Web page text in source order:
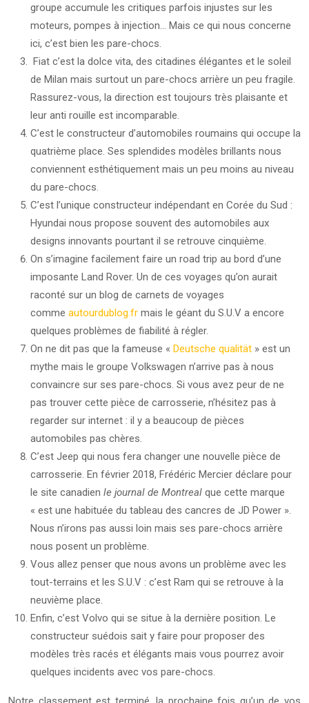
groupe accumule les critiques parfois injustes sur les
moteurs, pompes à injection… Mais ce qui nous concerne
ici, c’est bien les pare-chocs.
Fiat c’est la dolce vita, des citadines élégantes et le soleil
de Milan mais surtout un pare-chocs arrière un peu fragile.
Rassurez-vous, la direction est toujours très plaisante et
leur anti rouille est incomparable.
C’est le constructeur d’automobiles roumains qui occupe la
quatrième place. Ses splendides modèles brillants nous
conviennent esthétiquement mais un peu moins au niveau
du pare-chocs.
C’est l’unique constructeur indépendant en Corée du Sud :
Hyundai nous propose souvent des automobiles aux
designs innovants pourtant il se retrouve cinquième.
On s’imagine facilement faire un road trip au bord d’une
imposante Land Rover. Un de ces voyages qu’on aurait
raconté sur un blog de carnets de voyages
comme autourdublog.fr mais le géant du S.U.V a encore
quelques problèmes de fiabilité à régler.
On ne dit pas que la fameuse « Deutsche qualität » est un
mythe mais le groupe Volkswagen n’arrive pas à nous
convaincre sur ses pare-chocs. Si vous avez peur de ne
pas trouver cette pièce de carrosserie, n’hésitez pas à
regarder sur internet : il y a beaucoup de pièces
automobiles pas chères.
C’est Jeep qui nous fera changer une nouvelle pièce de
carrosserie. En février 2018, Frédéric Mercier déclare pour
le site canadien le journal de Montreal que cette marque
« est une habituée du tableau des cancres de JD Power ».
Nous n’irons pas aussi loin mais ses pare-chocs arrière
nous posent un problème.
Vous allez penser que nous avons un problème avec les
tout-terrains et les S.U.V : c’est Ram qui se retrouve à la
neuvième place.
Enfin, c’est Volvo qui se situe à la dernière position. Le
constructeur suédois sait y faire pour proposer des
modèles très racés et élégants mais vous pourrez avoir
quelques incidents avec vos pare-chocs.